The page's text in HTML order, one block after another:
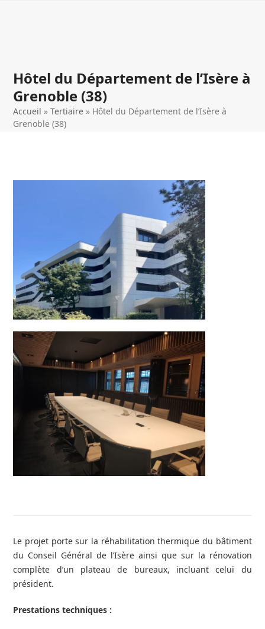
Hôtel du Département de l’Isère à
Grenoble (38)
Accueil »Tertiaire » Hôtel du Département de l’Isère à
Grenoble (38)
Le projet porte sur la réhabilitation thermique du bâtiment
du Conseil Général de l’Isère ainsi que sur la rénovation
complète d’un plateau de bureaux, incluant celui du
président.
Prestations techniques :